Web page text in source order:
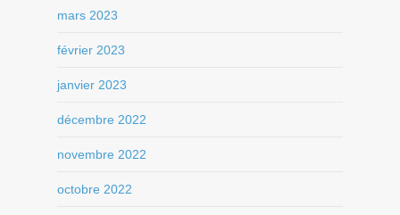
mars 2023
février 2023
janvier 2023
décembre 2022
novembre 2022
octobre 2022